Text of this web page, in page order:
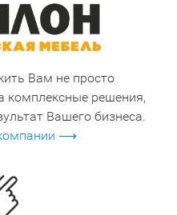
Вам не просто
комплексные решения,
Вашего бизнеса.
⟶